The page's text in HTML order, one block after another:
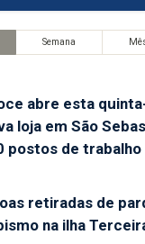
Semana
abre esta
loja em São
postos de trabalho
retiradas de
na ilha